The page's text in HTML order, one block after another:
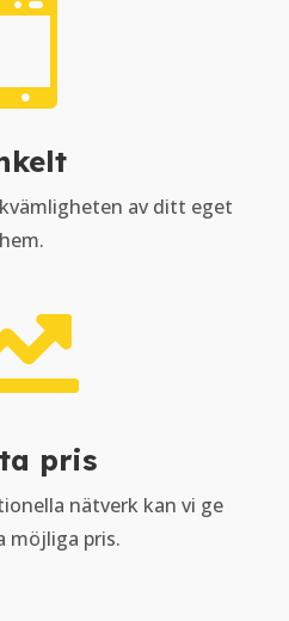

av ditt eget
hem.
pris
nätverk kan vi ge
möjliga pris.